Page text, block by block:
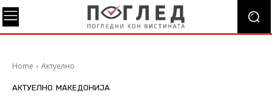
Home Актуелно
АКТУЕЛНО МАКЕДОНИЈА